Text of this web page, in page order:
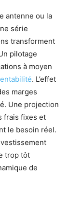
antenne ou la
série
transforment
pilotage
à moyen
. L’effet
marges
Une projection
frais fixes et
le besoin réel.
trop tôt
de